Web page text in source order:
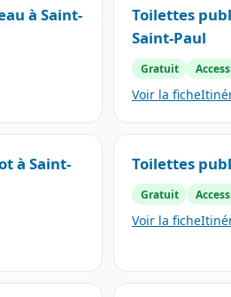
à Saint-
Toilettes
Saint-Paul
Gratuit
Voir la fiche
à Saint-
Toilettes
Gratuit
Voir la fiche